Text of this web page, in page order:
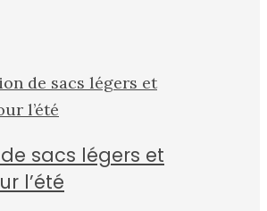
sacs légers et
l’été